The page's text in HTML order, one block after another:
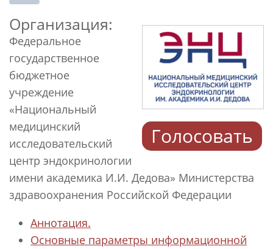
Голосовать
Организация:
Федеральное
государственное
бюджетное
учреждение
«Национальный
медицинский
исследовательский
центр эндокринологии
имени академика И.И. Дедова» Министерства
здравоохранения Российской Федерации
Аннотация.
Основные параметры информационной